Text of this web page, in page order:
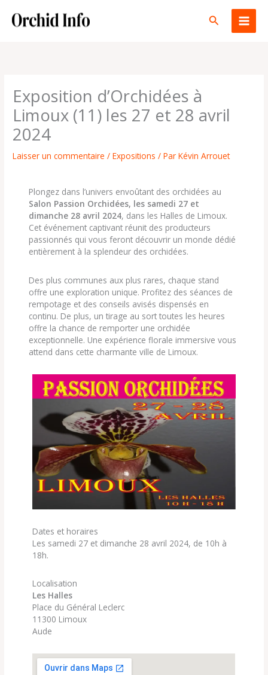
contenu
Rechercher
Exposition d’Orchidées à
Limoux (11) les 27 et 28 avril
2024
Laisser un commentaire /Expositions / ParKévin Arrouet
Plongez dans l’univers envoûtant des orchidées au
Salon Passion Orchidées, les samedi 27 et
dimanche 28 avril 2024, dans les Halles de Limoux.
Cet événement captivant réunit des producteurs
passionnés qui vous feront découvrir un monde dédié
entièrement à la splendeur des orchidées.
Des plus communes aux plus rares, chaque stand
offre une exploration unique. Profitez des séances de
rempotage et des conseils avisés dispensés en
continu. De plus, un tirage au sort toutes les heures
offre la chance de remporter une orchidée
exceptionnelle. Une expérience florale immersive vous
attend dans cette charmante ville de Limoux.
Dates et horaires
Les samedi 27 et dimanche 28 avril 2024, de 10h à
18h.
Localisation
Les Halles
Place du Général Leclerc
11300 Limoux
Aude